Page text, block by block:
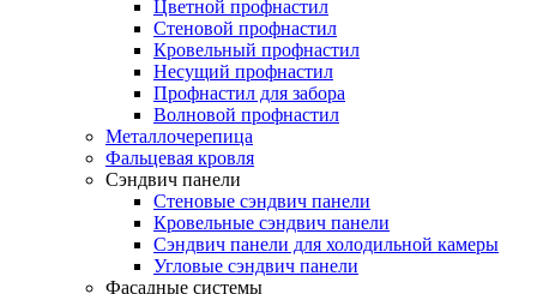
Цветной профнастил
Стеновой профнастил
Кровельный профнастил
Несущий профнастил
Профнастил для забора
Волновой профнастил
Металлочерепица
Фальцевая кровля
Сэндвич панели
Стеновые сэндвич панели
Кровельные сэндвич панели
Сэндвич панели для холодильной камеры
Угловые сэндвич панели
Фасадные системы